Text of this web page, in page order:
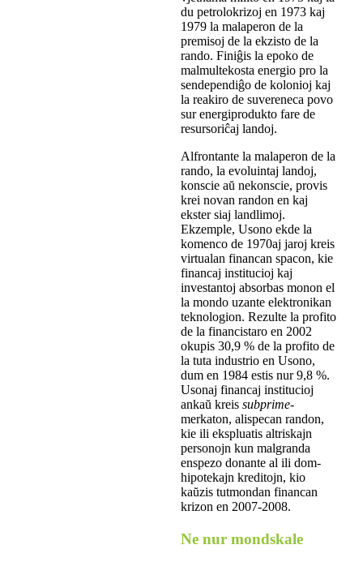
du petrolokrizoj en 1973 kaj
1979 la malaperon de la
premisoj de la ekzisto de la
rando. Finiĝis la epoko de
malmultekosta energio pro la
sendependiĝo de kolonioj kaj
la reakiro de suvereneca povo
sur energiprodukto fare de
resursoriĉaj landoj.
Alfrontante la malaperon de la
rando, la evoluintaj landoj,
konscie aŭ nekonscie, provis
krei novan randon en kaj
ekster siaj landlimoj.
Ekzemple, Usono ekde la
komenco de 1970aj jaroj kreis
virtualan financan spacon, kie
financaj institucioj kaj
investantoj absorbas monon el
la mondo uzante elektronikan
teknologion. Rezulte la profito
de la financistaro en 2002
okupis 30,9 % de la profito de
la tuta industrio en Usono,
dum en 1984 estis nur 9,8 %.
Usonaj financaj institucioj
ankaŭ kreis subprime-
merkaton, alispecan randon,
kie ili ekspluatis altriskajn
personojn kun malgranda
enspezo donante al ili dom-
hipotekajn kreditojn, kio
kaŭzis tutmondan financan
krizon en 2007-2008.
Ne nur mondskale